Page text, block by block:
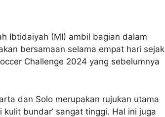
Ibtidaiyah (MI) ambil bagian dalam
bersamaan selama empat hari sejak
Challenge 2024 yang sebelumnya
dan Solo merupakan rujukan utama
bundar’ sangat tinggi. Hal ini juga